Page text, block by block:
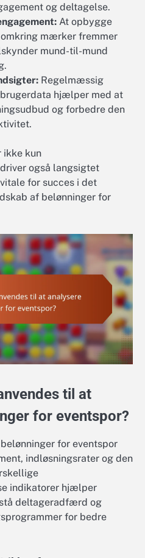
og deltagelse.
At opbygge
mærker fremmer
mund-til-mund
Regelmæssig
hjælper med at
og forbedre den
ikke kun
også langsigtet
for succes i det
af belønninger for
til at
for eventspor?
for eventspor
indløsningsrater og den
indikatorer hjælper
deltageradfærd og
for bedre